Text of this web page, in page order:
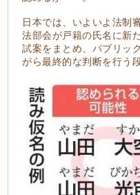
日本では、いよいよ法制
法部会が戸籍の氏名に新
試案をまとめ、パブリッ
がら最終的な判断を行う